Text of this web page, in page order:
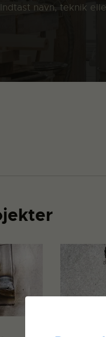
Indtast navn, teknik